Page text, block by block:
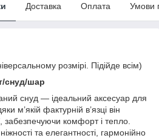
Доставка Оплата Умови
розмірі. Підійде всім)
снуд/шар
снуд — ідеальний аксесуар для
м’якій фактурній в’язці він
комфорт і тепло.
та елегантності, гармонійно